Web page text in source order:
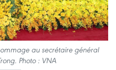
au secrétaire général
Photo : VNA